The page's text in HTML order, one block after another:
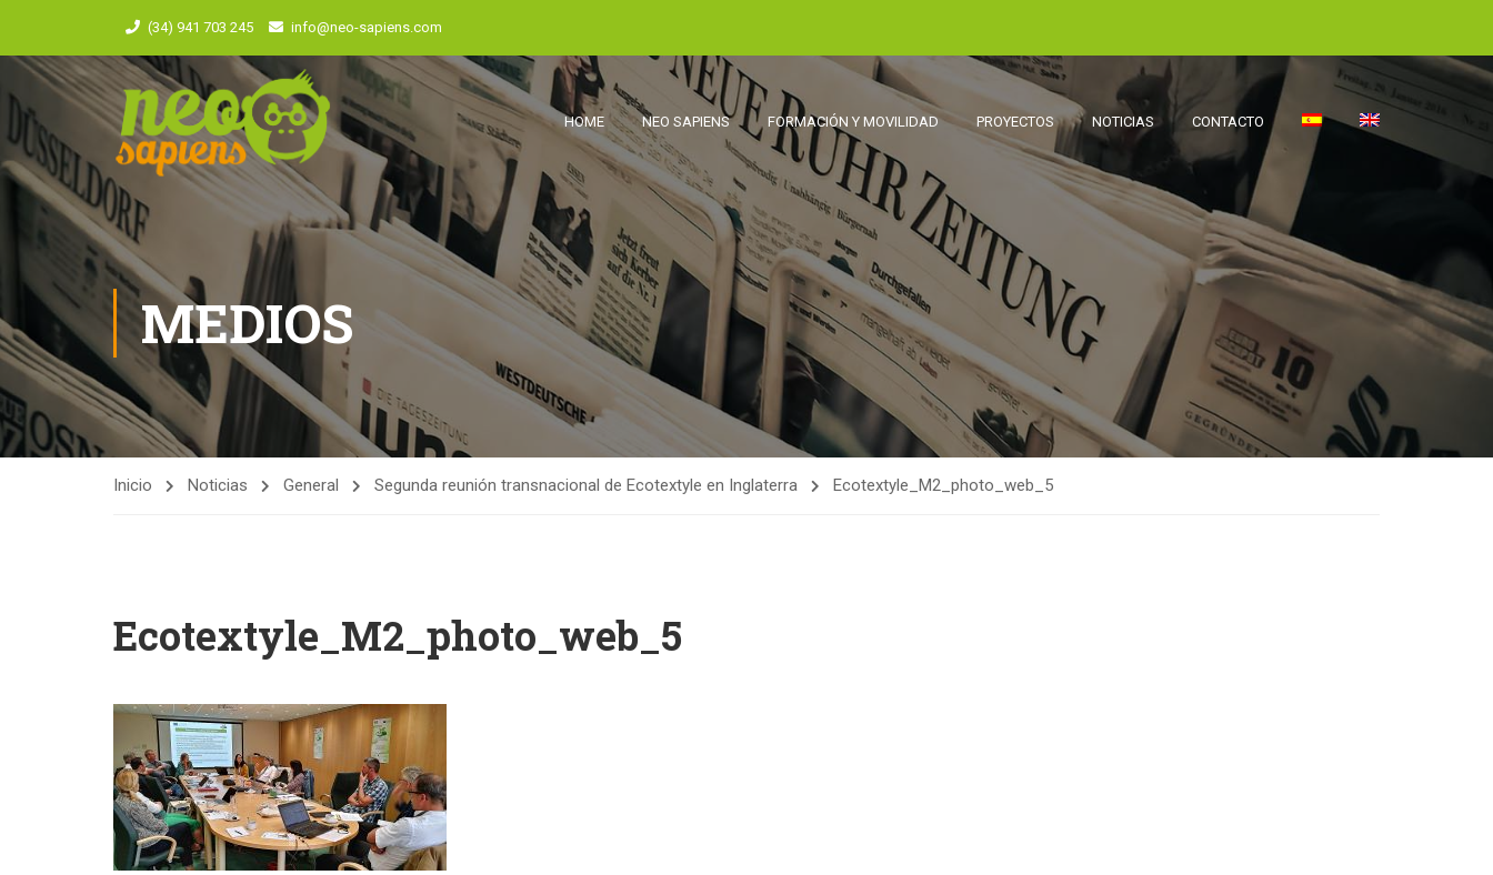
(34) 941 703 245 info@neo-sapiens.com
HOME NEO SAPIENS FORMACIÓN Y MOVILIDAD PROYECTOS NOTICIAS CONTACTO
MEDIOS
Inicio Noticias General Segunda reunión transnacional de Ecotextyle en Inglaterra Ecotextyle_M2_photo_web_5
Ecotextyle_M2_photo_web_5